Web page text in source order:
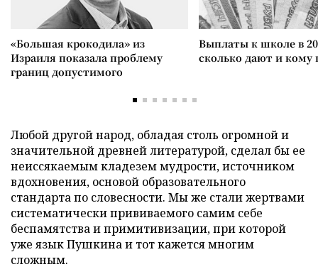
«Большая крокодила» из
Израиля показала проблему
границ допустимого
Выплаты к школе в
сколько дают и
Любой другой народ, обладая столь огромной и
значительной древней литературой, сделал бы ее
неиссякаемым кладезем мудрости, источником
вдохновения, основой образовательного
стандарта по словесности. Мы же стали жертвами
систематически прививаемого самим себе
беспамятства и примитивизации, при которой
уже язык Пушкина и тот кажется многим
сложным.